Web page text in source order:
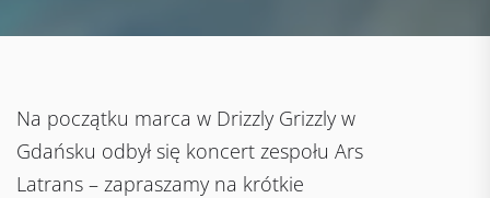
Na początku marca w Drizzly Grizzly w
Gdańsku odbył się koncert zespołu Ars
Latrans – zapraszamy na krótkie